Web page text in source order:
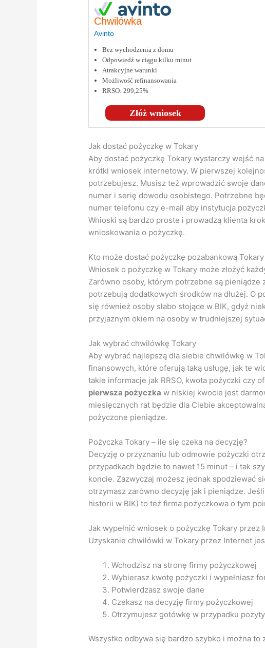
Chwilówka
Avinto
Złóż wniosek
Bez wychodzenia z domu
Odpowiedź w ciągu kilku minut
Atrakcyjne warunki
Możliwość refinansowania
RRSO: 299,25%
Jak dostać pożyczkę w Tokary
Aby dostać pożyczkę Tokary wystarczy wejść
krótki wniosek internetowy. W pierwszej
potrzebujesz. Musisz też wprowadzić swoje
numer i serię dowodu osobistego. Potrzebne
numer telefonu czy e-mail aby instytucja
Wnioski są bardzo proste i prowadzą klienta
wnioskowania o pożyczkę.
Kto może dostać pożyczkę pozabankową Tokary
Wniosek o pożyczkę w Tokary może złożyć
Zarówno osoby, którym potrzebne są
potrzebują dodatkowych środków na dłużej. O
się również osoby słabo stojące w BIK, gdyż
przyjaznym okiem na osoby w trudniejszej
Jak wybrać chwilówkę Tokary
Aby wybrać najlepszą dla siebie chwilówkę w
finansowych, które oferują taką usługę, jak te
takie informacje jak RRSO, kwota pożyczki czy
pierwsza pożyczka w niskiej kwocie jest
miesięcznych rat będzie dla Ciebie
pożyczone pieniądze.
Pożyczka Tokary – ile się czeka na decyzję?
Decyzję o przyznaniu lub odmowie pożyczki
przypadkach będzie to nawet 15 minut – i tak
koncie. Zazwyczaj możesz jednak spodziewać
otrzymasz zarówno decyzję jak i pieniądze.
historii w BIK) to też firma pożyczkowa o tym
Jak wypełnić wniosek o pożyczkę Tokary przez
Uzyskanie chwilówki w Tokary przez Internet
Wchodzisz na stronę firmy pożyczkowej
Wybierasz kwotę pożyczki i wypełniasz
Potwierdzasz swoje dane
Czekasz na decyzję firmy pożyczkowej
Otrzymujesz gotówkę w przypadku
Wszystko odbywa się bardzo szybko i można